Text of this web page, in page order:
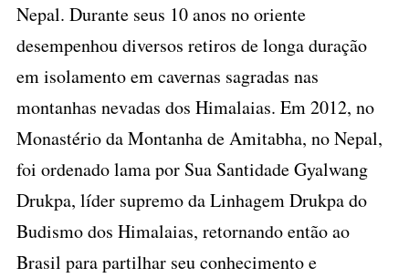
Nepal. Durante seus 10 anos no oriente
desempenhou diversos retiros de longa duração
em isolamento em cavernas sagradas nas
montanhas nevadas dos Himalaias. Em 2012, no
Monastério da Montanha de Amitabha, no Nepal,
foi ordenado lama por Sua Santidade Gyalwang
Drukpa, líder supremo da Linhagem Drukpa do
Budismo dos Himalaias, retornando então ao
Brasil para partilhar seu conhecimento e